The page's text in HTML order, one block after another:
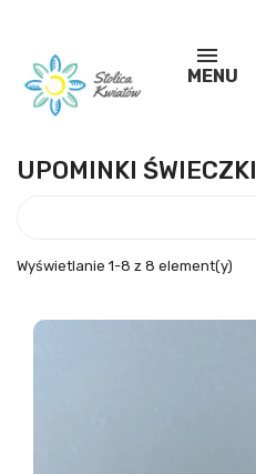
MENU
UPOMINKI ŚWIECZKI
Wyświetlanie 1-8 z 8 element(y)